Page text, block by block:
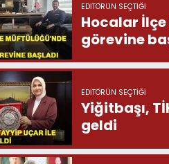
EDITÖRÜN SEÇTIĞI
Hocalar
görevine
EDITÖRÜN SEÇTIĞI
Yiğitbaşı,
geldi